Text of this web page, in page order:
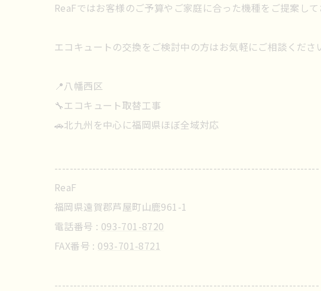
ReaFではお客様のご予算やご家庭に合った機種をご提案して
エコキュートの交換をご検討中の方はお気軽にご相談くださ
📍八幡西区
🔧エコキュート取替工事
🚗北九州を中心に福岡県ほぼ全域対応
----------------------------------------------------------------------
ReaF
福岡県遠賀郡芦屋町山鹿961-1
電話番号 : 093-701-8720
FAX番号 : 093-701-8721
----------------------------------------------------------------------